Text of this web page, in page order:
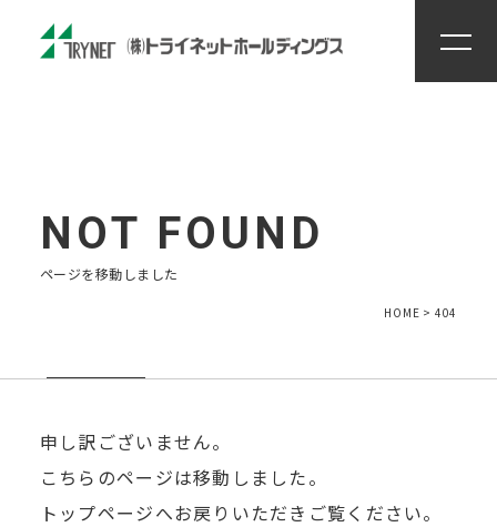
住まいる工房
ENTRY
ページを移動しました
HOME > 404
申し訳ございません。
こちらのページは移動しました。
トップページへお戻りいただきご覧ください。